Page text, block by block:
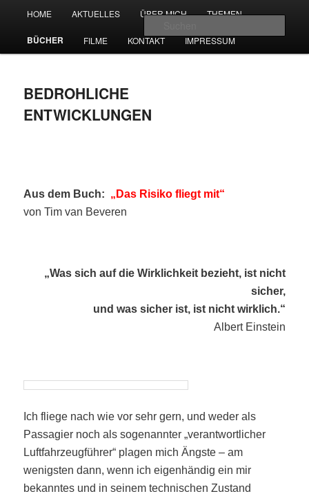
wechseln
timvanbeveren.de
HOME AKTUELLES ÜBER MICH THEMEN
BÜCHER FILME KONTAKT IMPRESSUM
BEDROHLICHE
ENTWICKLUNGEN
Aus dem Buch: „Das Risiko fliegt mit“
von Tim van Beveren
„Was sich auf die Wirklichkeit bezieht, ist nicht
sicher,
und was sicher ist, ist nicht wirklich.“
Albert Einstein
Ich fliege nach wie vor sehr gern, und weder als
Passagier noch als sogenannter „verantwortlicher
Luftfahrzeugführer“ plagen mich Ängste – am
wenigsten dann, wenn ich eigenhändig ein mir
bekanntes und in seinem technischen Zustand